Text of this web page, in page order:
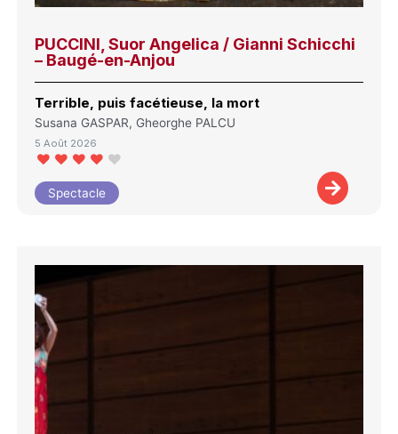
PUCCINI, Suor Angelica / Gianni Schicchi
– Baugé-en-Anjou
Terrible, puis facétieuse, la mort
Susana GASPAR, Gheorghe PALCU
5 Août 2026
Spectacle